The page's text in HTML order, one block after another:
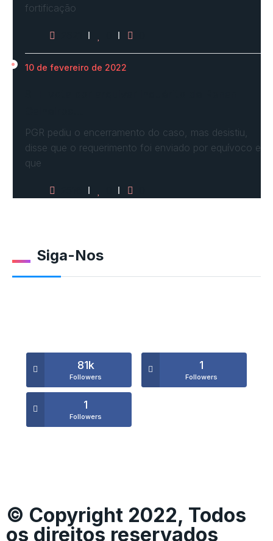
fortificação
10 de fevereiro de 2022
PGR pediu o encerramento do caso, mas desistiu,
disse que o requerimento foi enviado por equívoco e
que
Siga-Nos
81k
Followers
1
Followers
1
Followers
© Copyright 2022, Todos
os direitos reservados